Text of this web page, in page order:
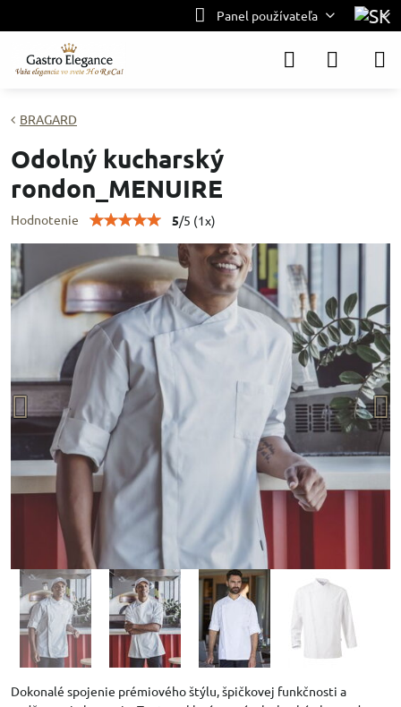
Panel používateľa
BRAGARD
Odolný kucharský
rondon_MENUIRE
Hodnotenie 5/5 (1x)
Dokonalé spojenie prémiového štýlu, špičkovej funkčnosti a